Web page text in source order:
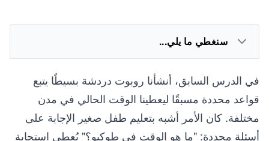
سنغطي ما يلي...
في الدرس السابق، أنشأنا روبوت دردشة بسيطًا يتبع
قواعد محددة مسبقًا ليعطينا الوقت الحالي في مدن
مختلفة. كان الأمر أشبه بتعليم طفل صغير الإجابة على
أسئلة محددة: "ما هو الوقت في طوكيو؟" يُعطي استجابة